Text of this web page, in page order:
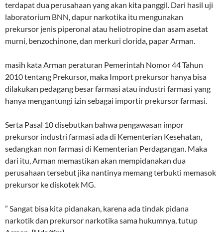
terdapat dua perusahaan yang akan kita panggil. Dari hasil uji
laboratorium BNN, dapur narkotika itu mengunakan
prekursor jenis piperonal atau heliotropine dan asam asetat
murni, benzochinone, dan merkuri clorida, papar Arman.
masih kata Arman peraturan Pemerintah Nomor 44 Tahun
2010 tentang Prekursor, maka Import prekursor hanya bisa
dilakukan pedagang besar farmasi atau industri farmasi yang
hanya mengantungi izin sebagai importir prekursor farmasi.
Serta Pasal 10 disebutkan bahwa pengawasan impor
prekursor industri farmasi ada di Kementerian Kesehatan,
sedangkan non farmasi di Kementerian Perdagangan. Maka
dari itu, Arman memastikan akan mempidanakan dua
perusahaan tersebut jika nantinya memang terbukti memasok
prekursor ke diskotek MG.
” Sangat bisa kita pidanakan, karena ada tindak pidana
narkotik dan prekursor narkotika sama hukumnya, tutup